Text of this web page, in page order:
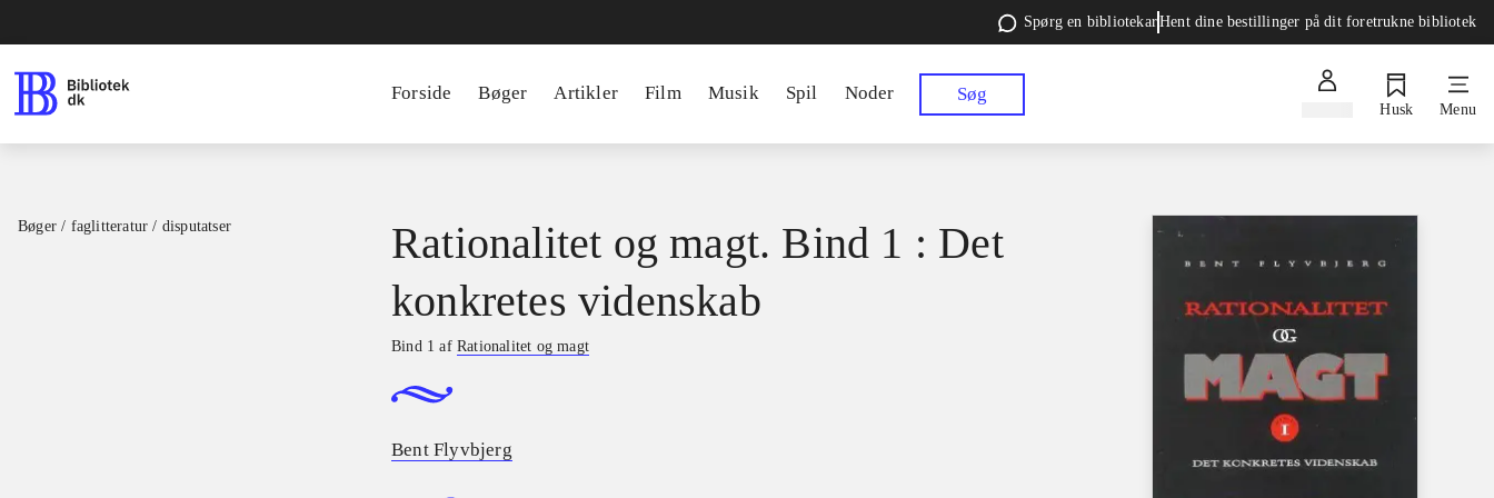
Spørg en bibliotekarHent dine bestillinger på dit foretrukne bibliotek
Forside Bøger Artikler Film Musik Spil Noder Søg
Husk Menu
Bøger / faglitteratur / disputatser
Rationalitet og magt. Bind 1 : Det
konkretes videnskab
Bind 1 afRationalitet og magt
Bent Flyvbjerg